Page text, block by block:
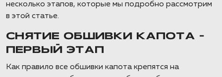
несколько этапов, которые мы подробно рассмотрим
в этой статье.
СНЯТИЕ ОБШИВКИ КАПОТА –
ПЕРВЫЙ ЭТАП
Как правило все обшивки капота крепятся на